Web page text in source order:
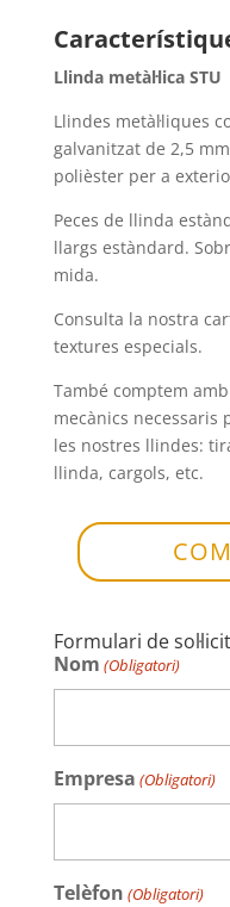
Llinda metàl·lica STU
Llindes metàl·liques
galvanitzat de 2,5
polièster per a
Peces de llinda
llargs estàndard.
mida.
Consulta la nostra
textures especials.
També comptem
mecànics necessaris
les nostres llindes:
llinda, cargols, etc.
Formulari de
Nom (Obligatori)
Empresa (Obligatori)
Telèfon (Obligatori)